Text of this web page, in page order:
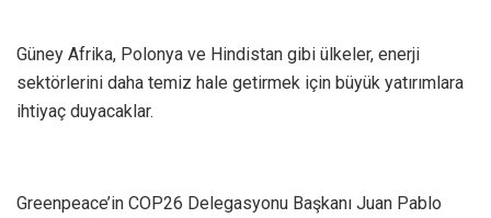
Güney Afrika, Polonya ve Hindistan gibi ülkeler, enerji
sektörlerini daha temiz hale getirmek için büyük yatırımlara
ihtiyaç duyacaklar.
Greenpeace’in COP26 Delegasyonu Başkanı Juan Pablo